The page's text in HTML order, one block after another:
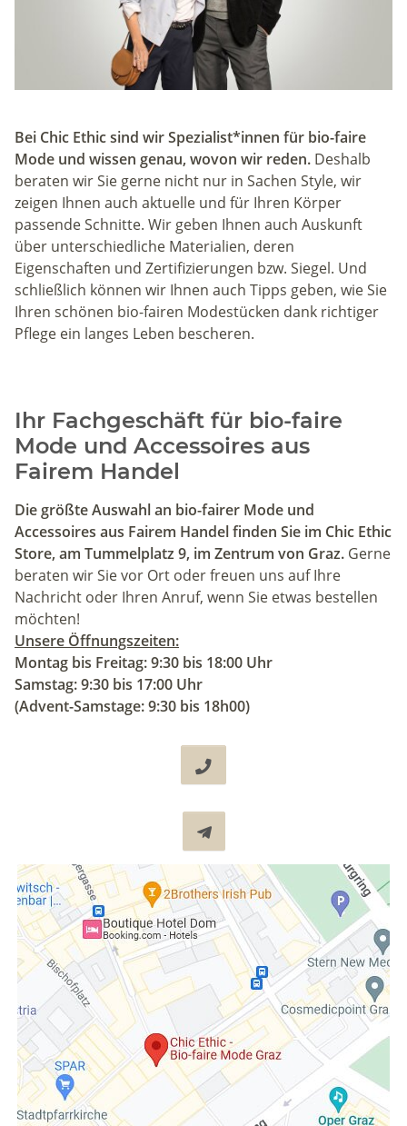
Bei Chic Ethic sind wir Spezialist*innen für bio-faire
Mode und wissen genau, wovon wir reden. Deshalb
beraten wir Sie gerne nicht nur in Sachen Style, wir
zeigen Ihnen auch aktuelle und für Ihren Körper
passende Schnitte. Wir geben Ihnen auch Auskunft
über unterschiedliche Materialien, deren
Eigenschaften und Zertifizierungen bzw. Siegel. Und
schließlich können wir Ihnen auch Tipps geben, wie Sie
Ihren schönen bio-fairen Modestücken dank richtiger
Pflege ein langes Leben bescheren.
Ihr Fachgeschäft für bio-faire
Mode und Accessoires aus
Fairem Handel
Die größte Auswahl an bio-fairer Mode und
Accessoires aus Fairem Handel finden Sie im Chic Ethic
Store, am Tummelplatz 9, im Zentrum von Graz. Gerne
beraten wir Sie vor Ort oder freuen uns auf Ihre
Nachricht oder Ihren Anruf, wenn Sie etwas bestellen
möchten!
Unsere Öffnungszeiten:
Montag bis Freitag: 9:30 bis 18:00 Uhr
Samstag: 9:30 bis 17:00 Uhr
(Advent-Samstage: 9:30 bis 18h00)

